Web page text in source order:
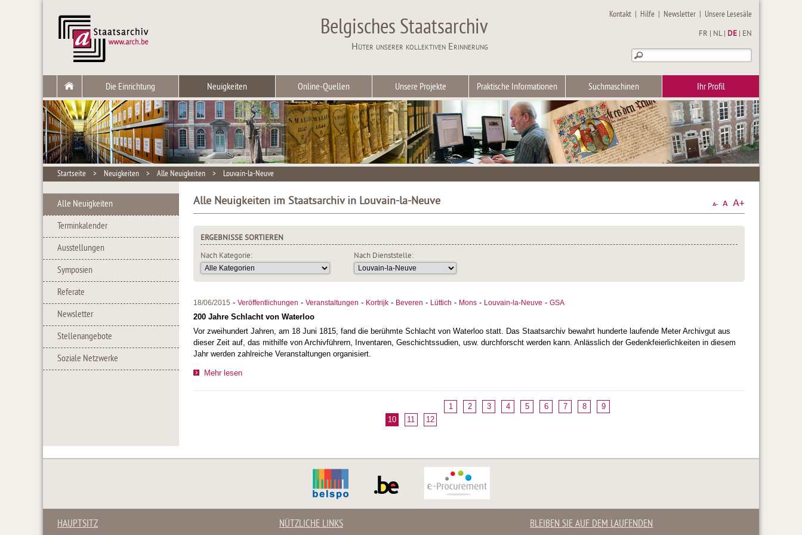
Belgisches Staatsarchiv
Hüter unserer kollektiven Erinnerung
Kontakt | Hilfe | Newsletter | Unsere Lesesäle
FR NL| DE EN
Die Einrichtung Neuigkeiten Online-Quellen Unsere Projekte Praktische Informationen Suchmaschinen Ihr Profil
Startseite > Neuigkeiten > Alle Neuigkeiten > Louvain-la-Neuve
Alle Neuigkeiten
Terminkalender
Ausstellungen
Symposien
Referate
Newsletter
Stellenangebote
Soziale Netzwerke
Alle Neuigkeiten im Staatsarchiv in Louvain-la-Neuve
ERGEBNISSE SORTIEREN
Nach Kategorie:
Nach Dienststelle:
18/06/2015 - Veröffentlichungen - Veranstaltungen - Kortrijk - Beveren - Lüttich - Mons - Louvain-la-Neuve - GSA
200 Jahre Schlacht von Waterloo
Vor zweihundert Jahren, am 18 Juni 1815, fand die berühmte Schlacht von Waterloo statt. Das Staatsarchiv bewahrt hunderte laufende Meter Archivgut aus
dieser Zeit auf, das mithilfe von Archivführern, Inventaren, Geschichtssudien, usw. durchforscht werden kann. Anlässlich der Gedenkfeierlichkeiten in diesem
Jahr werden zahlreiche Veranstaltungen organisiert.
Mehr lesen
1 2 3 4 5 6 7 8
9
10
11 12
HAUPTSITZ NÜTZLICHE LINKS BLEIBEN SIE AUF DEM LAUFENDEN